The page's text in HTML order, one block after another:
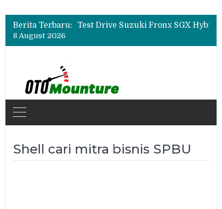
Berita Terbaru:
Beli Mobil Jangan Cuma Lihat Cicilan, TAF dan OJK Tekankan Pentingnya Literasi Keuangan
Beli Mobil Jangan Cuma Lihat Cicilan, TAF dan OJK Tekankan Pentingnya Literasi Keuangan
8 August 2026
Shell cari mitra bisnis SPBU